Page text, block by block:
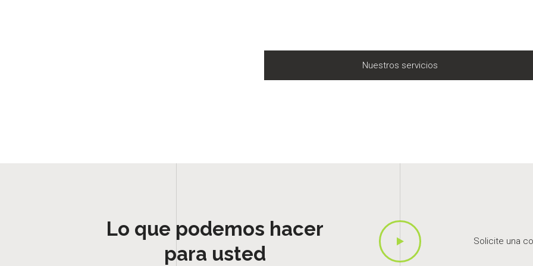
Nuestros servicios
Lo que podemos hacer
para usted
Solicite una